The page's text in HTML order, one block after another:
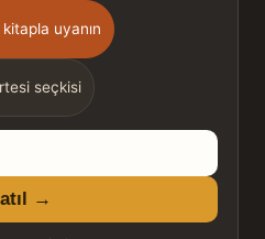
uyanın
seçkisi
→